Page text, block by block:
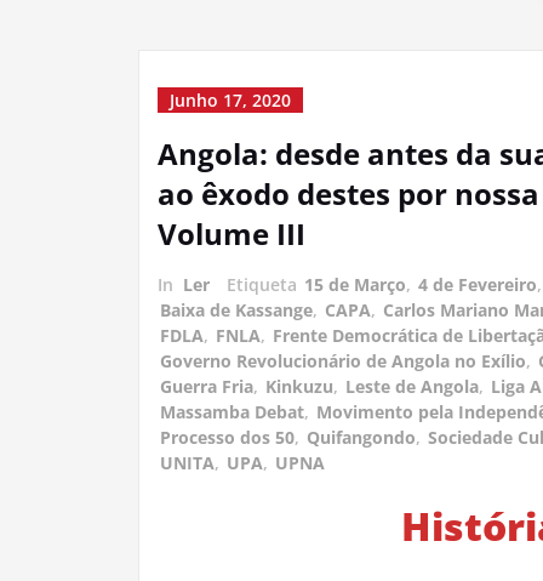
Junho 17, 2020
Angola: desde antes da
ao êxodo destes por
Volume III
In Ler Etiqueta 15 de Março, 4 de Fevereiro
Baixa de Kassange, CAPA, Carlos Mariano
FDLA, FNLA, Frente Democrática de
Governo Revolucionário de Angola no Exílio,
Guerra Fria, Kinkuzu, Leste de Angola, Liga
Massamba Debat, Movimento pela
Processo dos 50, Quifangondo, Sociedade
UNITA, UPA, UPNA